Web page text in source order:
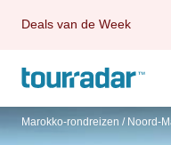
Deals van de Week
Marokko-rondreizen / Noord-